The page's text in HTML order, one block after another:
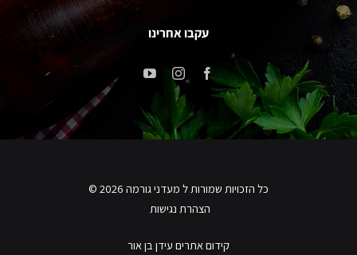
עקבו אחרינו
כל הזכויות שמורות ל מעדני גורמה 2026 ©
הצהרת נגישות
קידום אתרים עידן בן אור